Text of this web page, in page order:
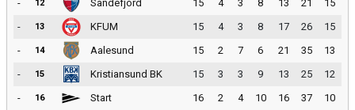
-
12 Sandefjord 15 4 3 8 13 21
15
-
13 KFUM 15 4 3 8 17 26
15
-
14 Aalesund 15 2 7 6 21 35
13
-
15 Kristiansund BK 15 3 3 9 13 25
12
-
16 Start 16 2 4 10 16 37 10